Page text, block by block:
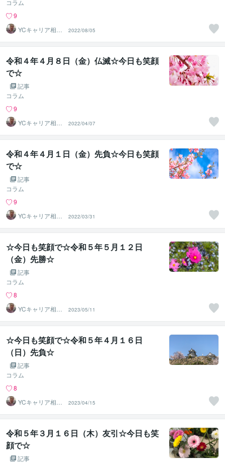
コラム
9
YCキャリア相談
2022/08/05
令和４年４月８日（金）仏滅☆今日も笑顔
で☆
記事
コラム
9
YCキャリア相談
2022/04/07
令和４年４月１日（金）先負☆今日も笑顔
で☆
記事
コラム
9
YCキャリア相談
2022/03/31
☆今日も笑顔で☆令和５年５月１２日
（金）先勝☆
記事
コラム
8
YCキャリア相談
2023/05/11
☆今日も笑顔で☆令和５年４月１６日
（日）先負☆
記事
コラム
8
YCキャリア相談
2023/04/15
令和５年３月１６日（木）友引☆今日も笑
顔で☆
記事